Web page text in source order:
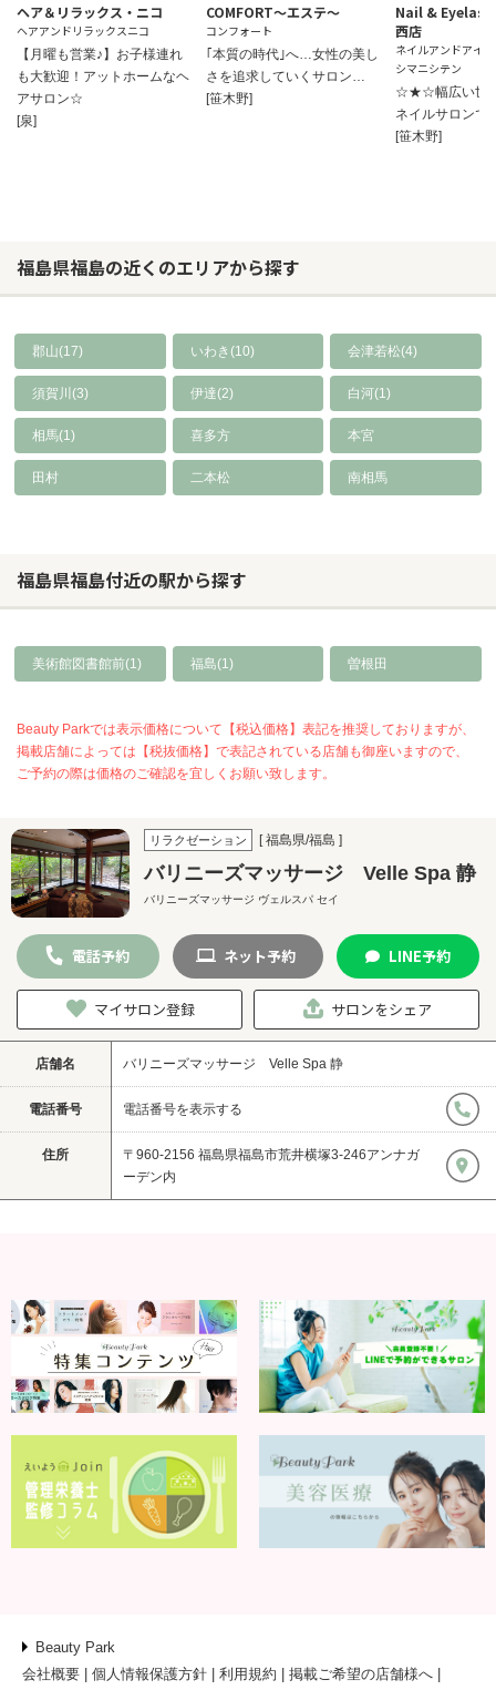
ヘア＆リラックス・ニコ
ヘアアンドリラックスニコ
【月曜も営業♪】お子様連れ
も大歓迎！アットホームなヘ
アサロン☆
[泉]
COMFORT～エステ～
コンフォート
｢本質の時代｣へ…女性の美し
さを追求していくサロン…
[笹木野]
Nail &
西店
ネイルアンドアイ
シマニシテン
☆★☆幅広い世
ネイルサロン
[笹木野]
福島県福島の近くのエリアから探す
郡山(17) いわき(10) 会津若松(4)
須賀川(3) 伊達(2) 白河(1)
相馬(1) 喜多方 本宮
田村 二本松 南相馬
福島県福島付近の駅から探す
美術館図書館前(1) 福島(1) 曽根田
Beauty Parkでは表示価格について【税込価格】表記を推奨しておりますが、
掲載店舗によっては【税抜価格】で表記されている店舗も御座いますので、
ご予約の際は価格のご確認を宜しくお願い致します。
リラクゼーション [ 福島県/福島 ]
バリニーズマッサージ Velle Spa 静
バリニーズマッサージ ヴェルスパ セイ
電話予約 ネット予約 LINE予約
マイサロン登録 サロンをシェア
店舗名 バリニーズマッサージ Velle Spa 静
電話番号 電話番号を表示する
住所
〒960-2156 福島県福島市荒井横塚3-246アンナガ
ーデン内
Beauty Park
会社概要
個人情報保護方針 利用規約 掲載ご希望の店舗様へ